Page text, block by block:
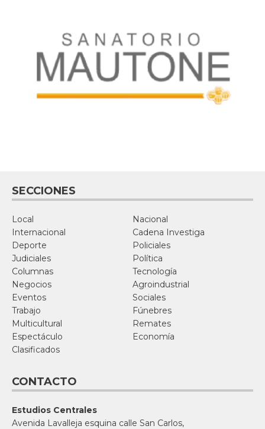
SECCIONES
Local
Nacional
Internacional
Cadena Investiga
Deporte
Policiales
Judiciales
Política
Columnas
Tecnología
Negocios
Agroindustrial
Eventos
Sociales
Trabajo
Fúnebres
Multicultural
Remates
Espectáculo
Economía
Clasificados
CONTACTO
Estudios Centrales
Avenida Lavalleja esquina calle San Carlos,